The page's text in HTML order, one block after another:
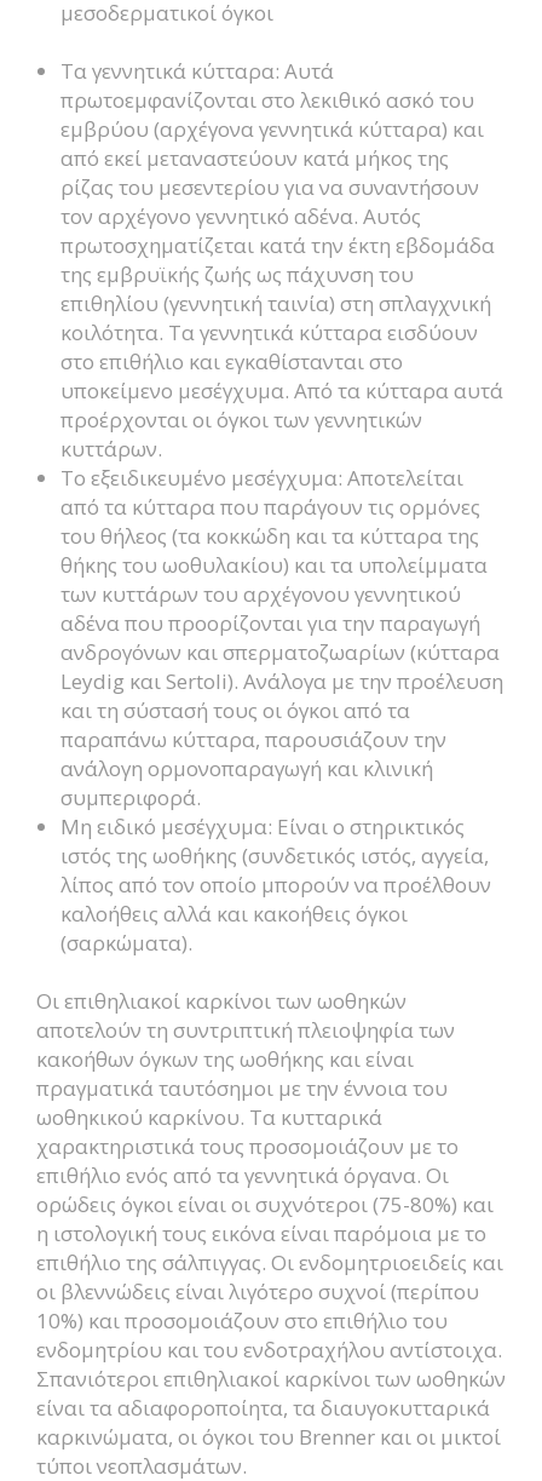
μεσοδερματικοί όγκοι
Τα γεννητικά κύτταρα: Αυτά
πρωτοεμφανίζονται στο λεκιθικό ασκό του
εμβρύου (αρχέγονα γεννητικά κύτταρα) και
από εκεί μεταναστεύουν κατά μήκος της
ρίζας του μεσεντερίου για να συναντήσουν
τον αρχέγονο γεννητικό αδένα. Αυτός
πρωτοσχηματίζεται κατά την έκτη εβδομάδα
της εμβρυϊκής ζωής ως πάχυνση του
επιθηλίου (γεννητική ταινία) στη σπλαγχνική
κοιλότητα. Τα γεννητικά κύτταρα εισδύουν
στο επιθήλιο και εγκαθίστανται στο
υποκείμενο μεσέγχυμα. Από τα κύτταρα αυτά
προέρχονται οι όγκοι των γεννητικών
κυττάρων.
Το εξειδικευμένο μεσέγχυμα: Αποτελείται
από τα κύτταρα που παράγουν τις ορμόνες
του θήλεος (τα κοκκώδη και τα κύτταρα της
θήκης του ωοθυλακίου) και τα υπολείμματα
των κυττάρων του αρχέγονου γεννητικού
αδένα που προορίζονται για την παραγωγή
ανδρογόνων και σπερματοζωαρίων (κύτταρα
Leydig και Sertoli). Ανάλογα με την προέλευση
και τη σύστασή τους οι όγκοι από τα
παραπάνω κύτταρα, παρουσιάζουν την
ανάλογη ορμονοπαραγωγή και κλινική
συμπεριφορά.
Μη ειδικό μεσέγχυμα: Είναι ο στηρικτικός
ιστός της ωοθήκης (συνδετικός ιστός, αγγεία,
λίπος από τον οποίο μπορούν να προέλθουν
καλοήθεις αλλά και κακοήθεις όγκοι
(σαρκώματα).
Οι επιθηλιακοί καρκίνοι των ωοθηκών
αποτελούν τη συντριπτική πλειοψηφία των
κακοήθων όγκων της ωοθήκης και είναι
πραγματικά ταυτόσημοι με την έννοια του
ωοθηκικού καρκίνου. Τα κυτταρικά
χαρακτηριστικά τους προσομοιάζουν με το
επιθήλιο ενός από τα γεννητικά όργανα. Οι
ορώδεις όγκοι είναι οι συχνότεροι (75-80%) και
η ιστολογική τους εικόνα είναι παρόμοια με το
επιθήλιο της σάλπιγγας. Οι ενδομητριοειδείς και
οι βλεννώδεις είναι λιγότερο συχνοί (περίπου
10%) και προσομοιάζουν στο επιθήλιο του
ενδομητρίου και του ενδοτραχήλου αντίστοιχα.
Σπανιότεροι επιθηλιακοί καρκίνοι των ωοθηκών
είναι τα αδιαφοροποίητα, τα διαυγοκυτταρικά
καρκινώματα, οι όγκοι του Brenner και οι μικτοί
τύποι νεοπλασμάτων.